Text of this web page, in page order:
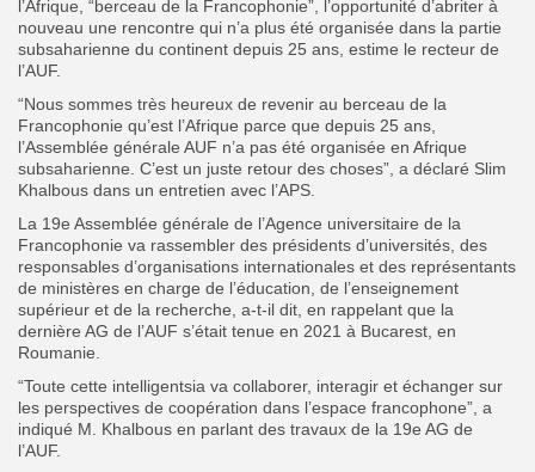
l’Afrique, “berceau de la Francophonie”, l’opportunité d’abriter à
nouveau une rencontre qui n’a plus été organisée dans la partie
subsaharienne du continent depuis 25 ans, estime le recteur de
l’AUF.
“Nous sommes très heureux de revenir au berceau de la
Francophonie qu’est l’Afrique parce que depuis 25 ans,
l’Assemblée générale AUF n’a pas été organisée en Afrique
subsaharienne. C’est un juste retour des choses”, a déclaré Slim
Khalbous dans un entretien avec l’APS.
La 19e Assemblée générale de l’Agence universitaire de la
Francophonie va rassembler des présidents d’universités, des
responsables d’organisations internationales et des représentants
de ministères en charge de l’éducation, de l’enseignement
supérieur et de la recherche, a-t-il dit, en rappelant que la
dernière AG de l’AUF s’était tenue en 2021 à Bucarest, en
Roumanie.
“Toute cette intelligentsia va collaborer, interagir et échanger sur
les perspectives de coopération dans l’espace francophone”, a
indiqué M. Khalbous en parlant des travaux de la 19e AG de
l’AUF.